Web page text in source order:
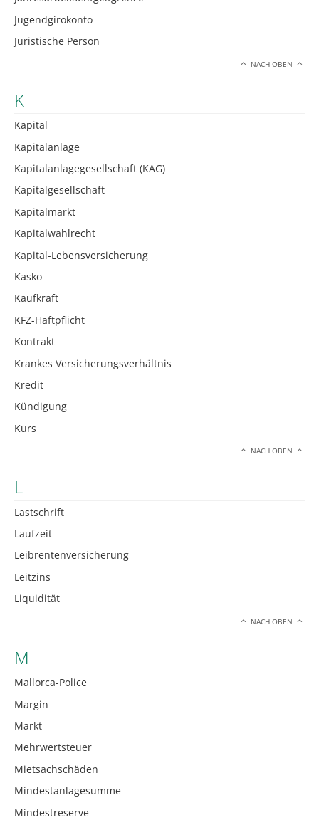
Jugendgirokonto
Juristische Person
NACH OBEN
K
Kapital
Kapitalanlage
Kapitalanlagegesellschaft (KAG)
Kapitalgesellschaft
Kapitalmarkt
Kapitalwahlrecht
Kapital-Lebensversicherung
Kasko
Kaufkraft
KFZ-Haftpflicht
Kontrakt
Krankes Versicherungsverhältnis
Kredit
Kündigung
Kurs
NACH OBEN
L
Lastschrift
Laufzeit
Leibrentenversicherung
Leitzins
Liquidität
NACH OBEN
M
Mallorca-Police
Margin
Markt
Mehrwertsteuer
Mietsachschäden
Mindestanlagesumme
Mindestreserve